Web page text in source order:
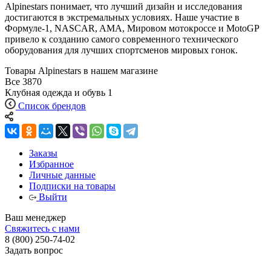
Alpinestars понимает, что лучший дизайн и исследования
достигаются в экстремальных условиях. Наше участие в
Формуле-1, NASCAR, AMA, Мировом мотокроссе и MotoGP
привело к созданию самого современного технического
оборудования для лучших спортсменов мировых гонок.
Товары Alpinestars в нашем магазине
Все 3870
Клубная одежда и обувь 1
Список брендов
Заказы
Избранное
Личные данные
Подписки на товары
Выйти
Ваш менеджер
Свяжитесь с нами
8 (800) 250-74-02
Задать вопрос